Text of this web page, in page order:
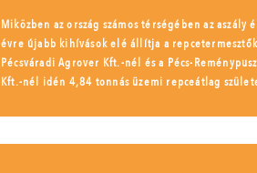
Miközben az ország számos térségében az aszály
évre újabb kihívások elé állítja a
Pécsváradi Agrover Kft.-nél és a Pécs-
Kft.-nél idén 4,84 tonnás üzemi repceátlag